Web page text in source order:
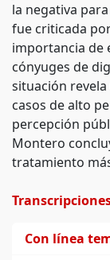
la negativa
fue criticada
importancia de
cónyuges de
situación
casos de alto
percepción
Montero
tratamiento
Con línea